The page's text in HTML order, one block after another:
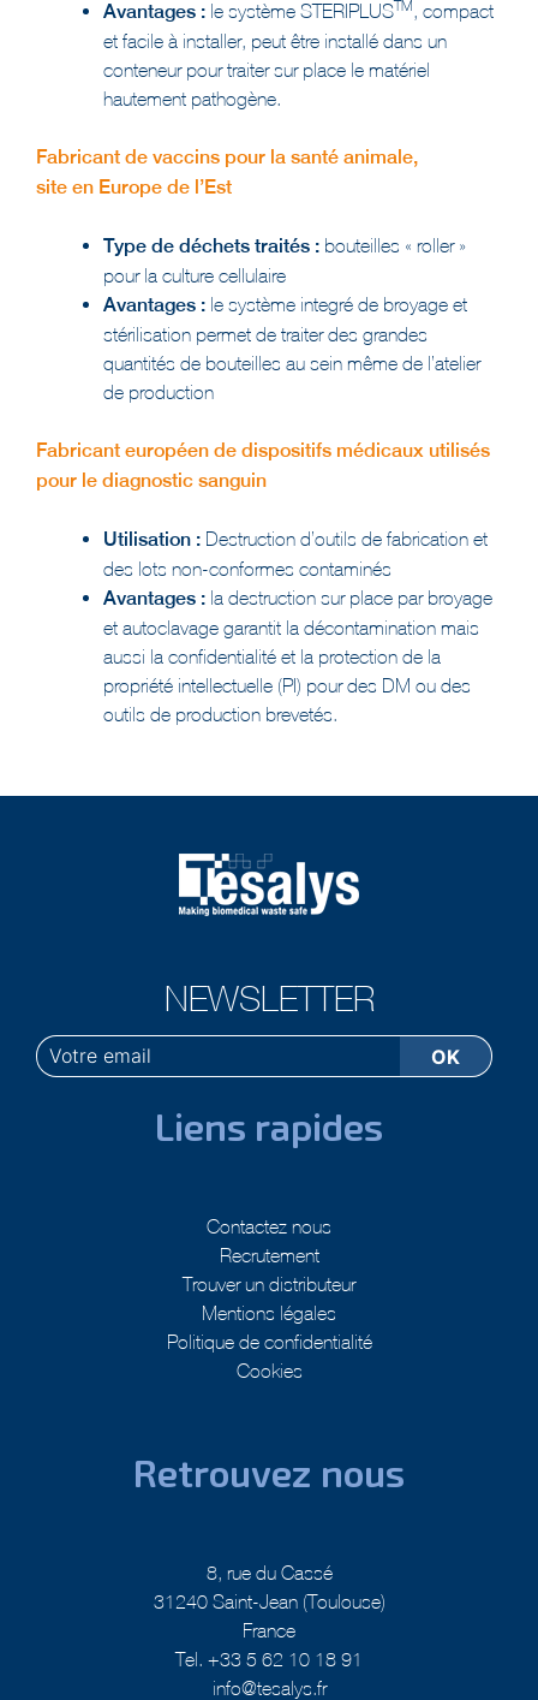
et facile à installer, peut être installé dans un
conteneur pour traiter sur place le matériel
hautement pathogène.
site en Europe de l’Est
pour la culture cellulaire
Avantages :le système integré de broyage et
stérilisation permet de traiter des grandes
quantités de bouteilles au sein même de l’atelier
de production
pour le diagnostic sanguin
des lots non-conformes contaminés
Avantages :la destruction sur place par broyage
et autoclavage garantit la décontamination mais
aussi la confidentialité et la protection de la
propriété intellectuelle (PI) pour des DM ou des
outils de production brevetés.
Recrutement
Trouver un distributeur
Mentions légales
Politique de confidentialité
Cookies
31240 Saint-Jean (Toulouse)
France
Tel. +33 5 62 10 18 91
info@tesalys.fr